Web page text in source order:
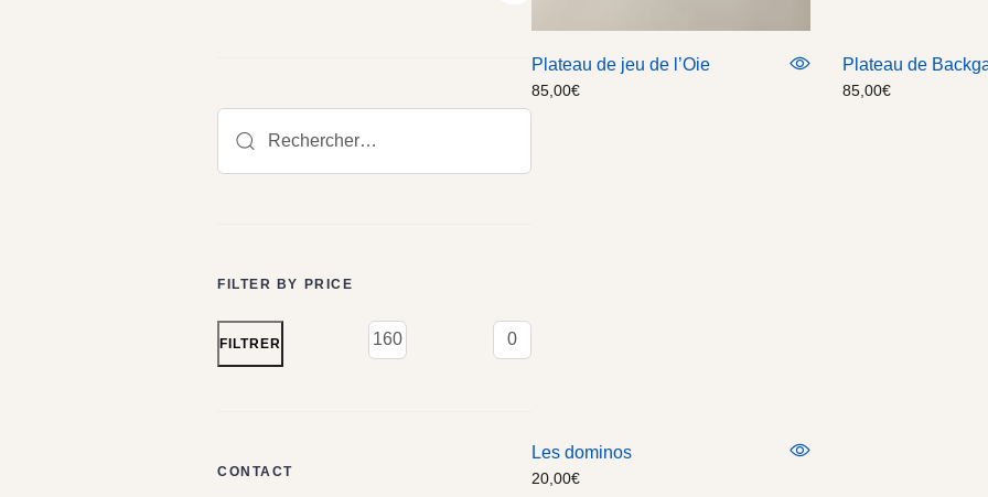
Plateau de jeu de l’Oie
85,00€
Plateau de
85,00€
Les dominos
20,00€
FILTER BY PRICE
FILTRER
CONTACT